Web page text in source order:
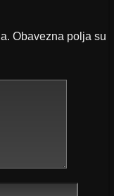
Obavezna polja su